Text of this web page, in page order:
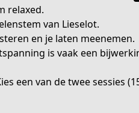
relaxed.
van Lieselot.
en je laten meenemen.
is vaak een
een van de twee sessies